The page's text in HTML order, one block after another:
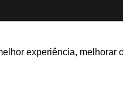
experiência,